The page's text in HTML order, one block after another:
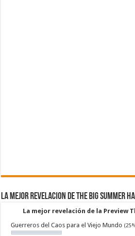
La mejor revelacion de The Big Summer
La mejor revelación de la Preview
Guerreros del Caos para el Viejo Mundo